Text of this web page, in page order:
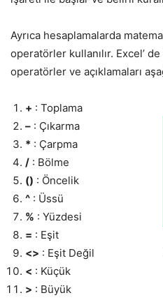
Ayrıca hesaplamalarda
operatörler kullanılır. Excel’
operatörler ve açıklamaları
+ : Toplama
– : Çıkarma
* : Çarpma
/ : Bölme
() : Öncelik
^ : Üssü
% : Yüzdesi
= : Eşit
<> : Eşit Değil
< : Küçük
> : Büyük